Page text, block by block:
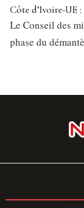
Côte d’Ivoire-UE
Le Conseil des
phase du